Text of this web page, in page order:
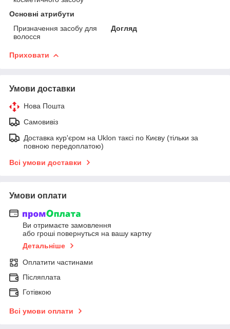
Основні атрибути
Призначення засобу для
волосся
Догляд
Приховати
Умови доставки
Нова Пошта
Самовивіз
Доставка кур'єром на Uklon таксі по Києву (тільки за
повною передоплатою)
Всі умови доставки
Умови оплати
Ви отримаєте замовлення
або гроші повернуться на вашу картку
Детальніше
Оплатити частинами
Післяплата
Готівкою
Всі умови оплати